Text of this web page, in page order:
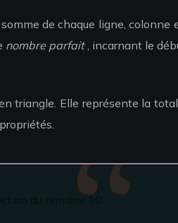
de chaque ligne,
nombre parfait, incarnant le
Elle représente la